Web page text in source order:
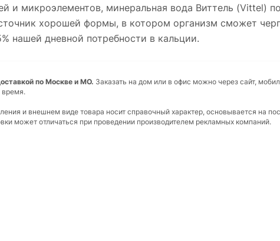
и микроэлементов, минеральная вода Виттель (Vittel)
хорошей формы, в котором организм сможет
нашей дневной потребности в кальции.
по Москве и МО. Заказать на дом или в офис можно через сайт,
время.
и внешнем виде товара носит справочный характер, основывается на
может отличаться при проведении производителем рекламных компаний.